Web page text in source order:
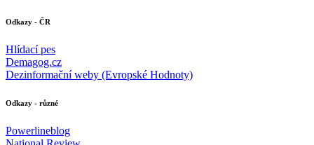
Odkazy - ČR
Hlídací pes
Demagog.cz
Dezinformační weby (Evropské Hodnoty)
Odkazy - různé
Powerlineblog